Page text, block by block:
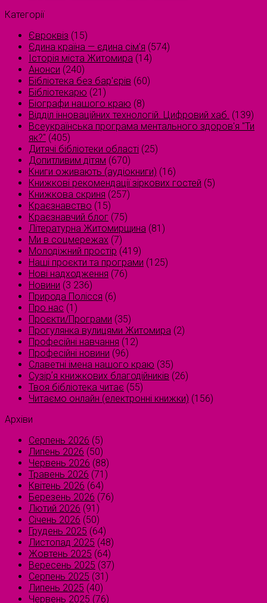
Категорії
Євроквіз (15)
Єдина країна — єдина сім’я (574)
Історія міста Житомира (14)
Анонси (240)
Бібліотека без бар'єрів (60)
Бібліотекарю (21)
Біографи нашого краю (8)
Відділ інноваційних технологій. Цифровий хаб. (139)
Всеукраїнська програма ментального здоров'я "Ти
як?" (405)
Дитячі бібліотеки області (25)
Допитливим дітям (670)
Книги оживають (аудіокниги) (16)
Книжкові рекомендації зіркових гостей (5)
Книжкова скриня (257)
Краєзнавство (15)
Краєзнавчий блог (75)
Літературна Житомирщина (81)
Ми в соцмережах (7)
Молодіжний простір (419)
Наші проєкти та програми (125)
Нові надходження (76)
Новини (3 236)
Природа Полісся (6)
Про нас (1)
Проєкти/Програми (35)
Прогулянка вулицями Житомира (2)
Професійні навчання (12)
Професійні новини (96)
Славетні імена нашого краю (35)
Сузірʼя книжкових благодійників (26)
Твоя бібліотека читає (55)
Читаємо онлайн (електронні книжки) (156)
Архіви
Серпень 2026 (5)
Липень 2026 (50)
Червень 2026 (88)
Травень 2026 (71)
Квітень 2026 (64)
Березень 2026 (76)
Лютий 2026 (91)
Січень 2026 (50)
Грудень 2025 (64)
Листопад 2025 (48)
Жовтень 2025 (64)
Вересень 2025 (37)
Серпень 2025 (31)
Липень 2025 (40)
Червень 2025 (76)